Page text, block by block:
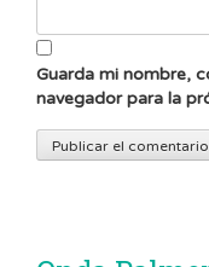
Guarda mi nombre,
navegador para la